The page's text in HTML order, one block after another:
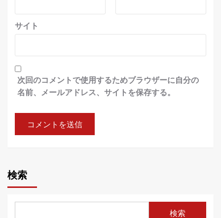
サイト
次回のコメントで使用するためブラウザーに自分の
名前、メールアドレス、サイトを保存する。
検索
検索